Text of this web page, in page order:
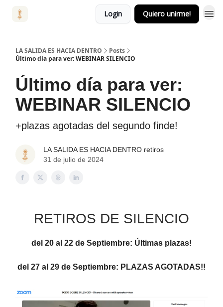
Login Quiero unirme!
LA SALIDA ES HACIA DENTRO
Posts
Último día para ver: WEBINAR SILENCIO
Último día para ver:
WEBINAR SILENCIO
+plazas agotadas del segundo finde!
LA SALIDA ES HACIA DENTRO retiros
31 de julio de 2024
RETIROS DE SILENCIO
del 20 al 22 de Septiembre: Últimas plazas!
del 27 al 29 de Septiembre: PLAZAS AGOTADAS!!